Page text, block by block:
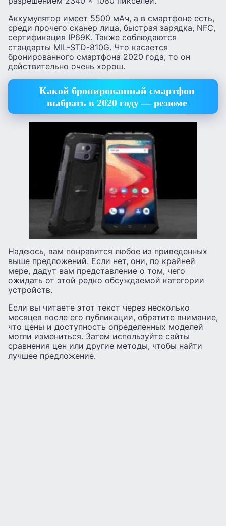
Аккумулятор имеет 5500 мАч, а в смартфоне есть,
среди прочего сканер лица, быстрая зарядка, NFC,
сертификация IP69K. Также соблюдаются
стандарты MIL-STD-810G. Что касается
бронированного смартфона 2020 года, то он
действительно очень хорош.
Какой бронированный смартфон
выбрать в 2020 году — резюме
Надеюсь, вам понравится любое из приведенных
выше предложений. Если нет, они, по крайней
мере, дадут вам представление о том, чего
ожидать от этой редко обсуждаемой категории
устройств.
Если вы читаете этот текст через несколько
месяцев после его публикации, обратите внимание,
что цены и доступность определенных моделей
могли измениться. Затем используйте сайты
сравнения цен или другие методы, чтобы найти
лучшее предложение.